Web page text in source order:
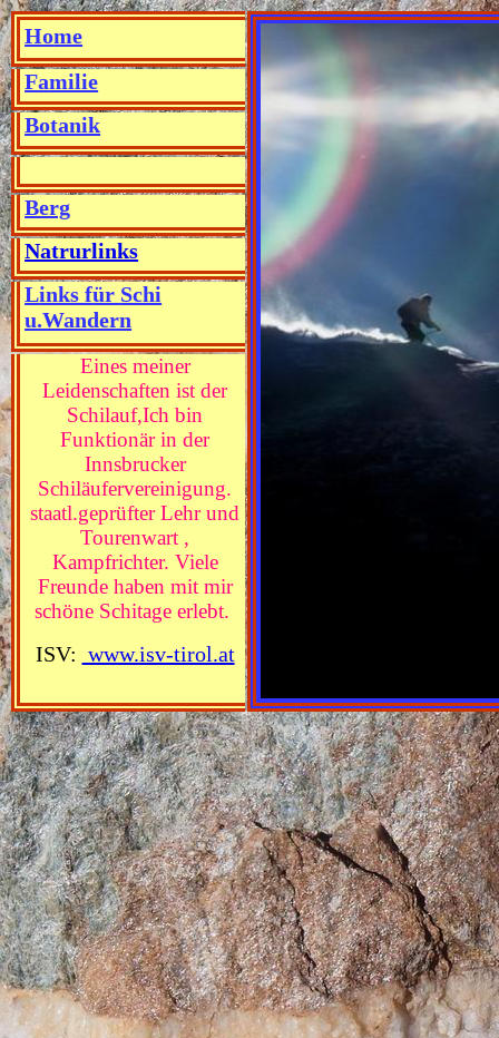
Home
Familie
Botanik
Berg
Natrurlinks
Links für Schi
u.Wandern
Eines meiner
Leidenschaften ist der
Schilauf,Ichbin
Funktionär in der
Innsbrucker
Schiläufervereinigung.
staatl.geprüfter Lehr und
Tourenwart ,
Kampfrichter. Viele
Freunde haben mit mir
schöne Schitage erlebt.
ISV: www.isv-tirol.at